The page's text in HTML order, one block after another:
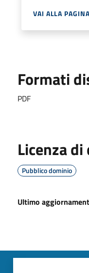
VAI ALLA PAGINA
Formati
PDF
Licenza
Pubblico dominio
Ultimo